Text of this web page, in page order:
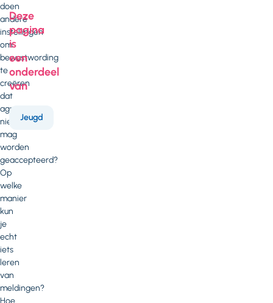
doen
andere
instellingen
om
bewustwording
te
creëren
dat
agressie
niet
mag
worden
geaccepteerd?
Op
welke
manier
kun
je
echt
iets
leren
van
meldingen?
Hoe
Deze
pagina
is
een
onderdeel
van
Jeugd